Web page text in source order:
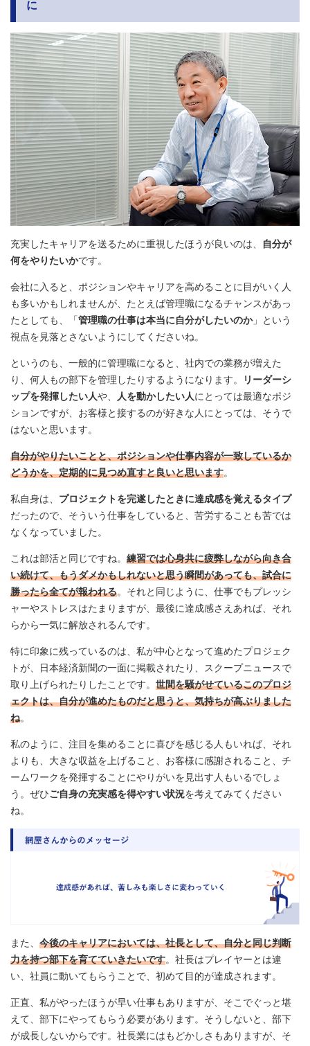
に
充実したキャリアを送るために重視したほうが良いのは、
自分が
何をやりたいかです。
会社に入ると、ポジションやキャリアを高めることに目がいく人
も多いかもしれませんが、たとえば管理職になるチャンスがあっ
たとしても、「管理職の仕事は本当に自分がしたいのか」という
視点を見落とさないようにしてくださいね。
というのも、一般的に管理職になると、社内での業務が増えた
り、何人もの部下を管理したりするようになります。
リーダーシ
ップを発揮したい人や、 人を動かしたい人にとっては最適なポジ
ションですが、お客様と接するのが好きな人にとっては、そうで
はないと思います。
自分がやりたいことと、ポジションや仕事内容が一致しているか
どうかを、定期的に見つめ直すと良いと思います。
私自身は、 プロジェクトを完遂したときに達成感を覚えるタイプ
だったので、そういう仕事をしていると、苦労することも苦では
なくなっていました。
これは部活と同じですね。 練習では心身共に疲弊しながら向き合
い続けて、もうダメかもしれないと思う瞬間があっても、試合に
勝ったら全てが報われる。それと同じように、仕事でもプレッシ
ャーやストレスはたまりますが、最後に達成感さえあれば、それ
らから一気に解放されるんです。
特に印象に残っているのは、私が中心となって進めたプロジェク
トが、日本経済新聞の一面に掲載されたり、スクープニュースで
取り上げられたりしたことです。 世間を騒がせているこのプロジ
ェクトは、自分が進めたものだと思うと、気持ちが高ぶりました
ね。
私のように、注目を集めることに喜びを感じる人もいれば、それ
よりも、大きな収益を上げること、お客様に感謝されること、チ
ームワークを発揮することにやりがいを見出す人もいるでしょ
う。ぜひご自身の充実感を得やすい状況を考えてみてください
ね。
また、 今後のキャリアにおいては、社長として、自分と同じ判断
力を持つ部下を育てていきたいです。社長はプレイヤーとは違
い、社員に動いてもらうことで、初めて目的が達成されます。
正直、私がやったほうが早い仕事もありますが、そこでぐっと堪
えて、部下にやってもらう必要があります。そうしないと、部下
が成長しないからです。社長業にはもどかしさもありますが、そ